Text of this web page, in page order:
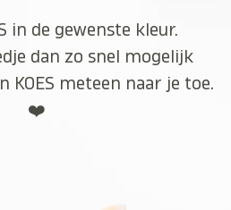
in de gewenste kleur.
dan zo snel mogelijk
KOES meteen naar je toe.
❤️